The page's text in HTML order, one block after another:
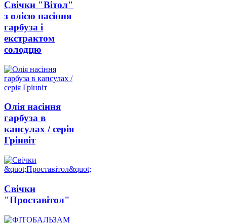
Свічки "Вітол"
з олією насіння
гарбуза і
екстрактом
солодцю
Олія насіння
гарбуза в
капсулах / серія
Грінвіт
Свічки
"Проставітол"